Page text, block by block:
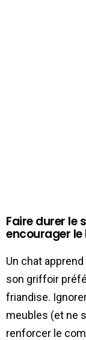
Faire durer le
encourager
Un chat
son griffoir
friandise.
meubles (et ne
renforcer le